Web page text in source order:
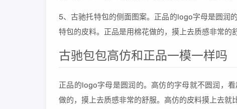
5、古驰托特包的侧面图案。正品的logo字母是圆润
特包的皮料。正品是用棉花做的，摸上去质感非常的
古驰包包高仿和正品一模一样吗
正品的logo字母是圆润的。高仿的字母就不圆润，
做的，摸上去质感非常的舒服。高仿的皮料摸上去就